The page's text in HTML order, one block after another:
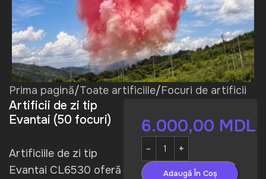
Prima pagină/Toate artificiile/Focuri de artificii
Artificii de zi tip
Evantai (50 focuri)
Artificiile de zi tip
Evantai CL6530 oferă
6.000,00 MDL
Adaugă În Coș